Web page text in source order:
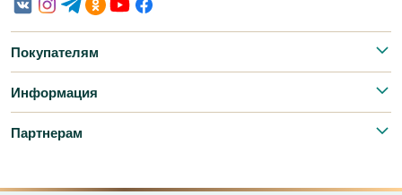
Покупателям
Информация
Партнерам